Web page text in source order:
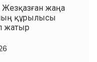
Жезқазған жаңа
құрылысы
жатыр